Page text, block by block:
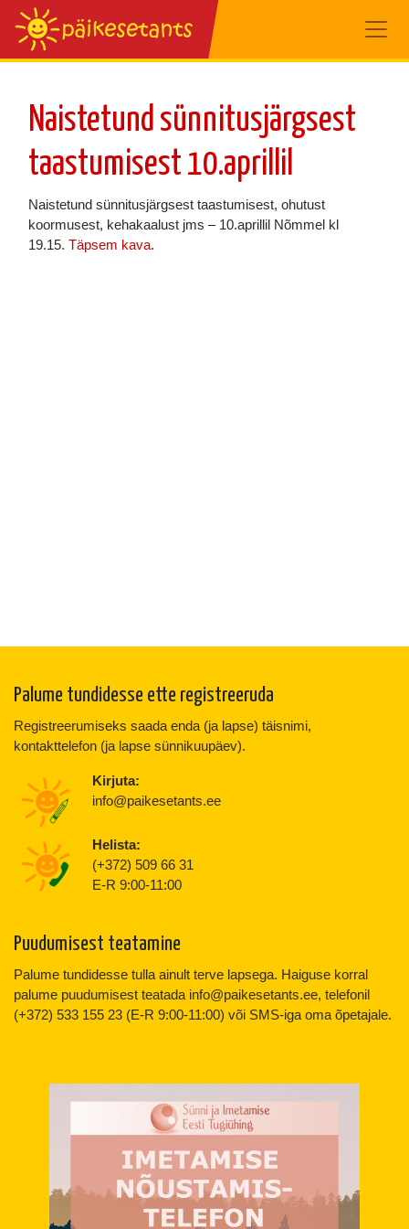
Naistetund sünnitusjärgsest
taastumisest 10.aprillil
Naistetund sünnitusjärgsest taastumisest, ohutust
koormusest, kehakaalust jms – 10.aprillil Nõmmel kl
19.15. Täpsem kava.
Palume tundidesse ette registreeruda
Registreerumiseks saada enda (ja lapse) täisnimi,
kontakttelefon (ja lapse sünnikuupäev).
Kirjuta:
info@paikesetants.ee
Helista:
(+372) 509 66 31
E-R 9:00-11:00
Puudumisest teatamine
Palume tundidesse tulla ainult terve lapsega. Haiguse korral
palume puudumisest teatada info@paikesetants.ee, telefonil
(+372) 533 155 23 (E-R 9:00-11:00) või SMS-iga oma õpetajale.